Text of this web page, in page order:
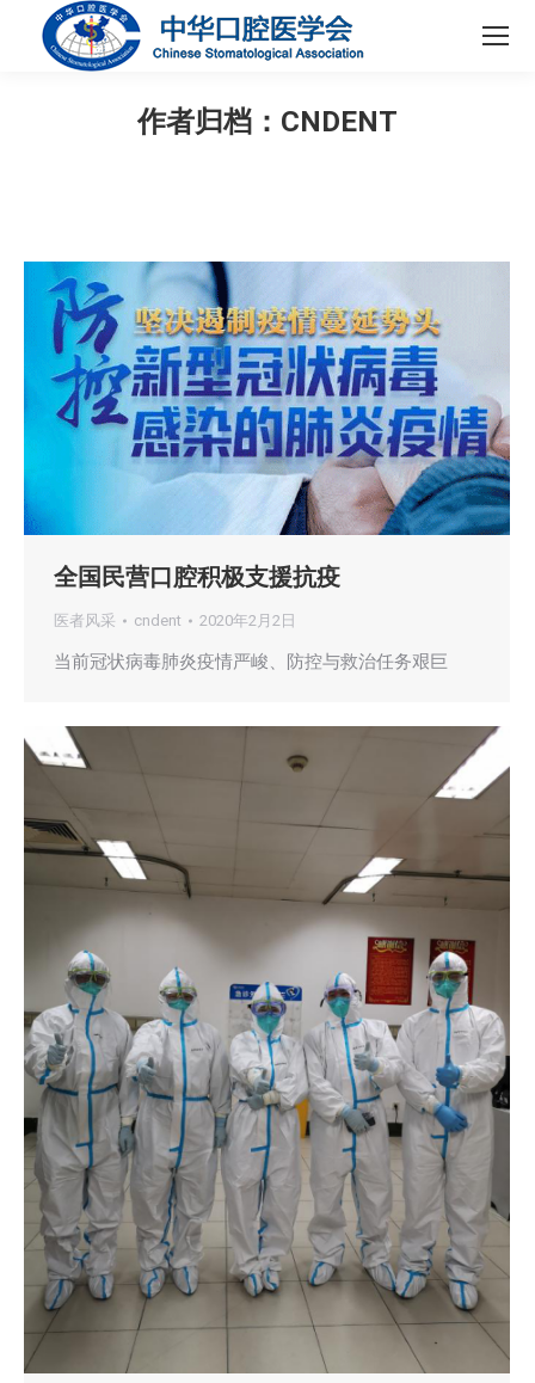
作者归档： CNDENT
全国民营口腔积极支援抗疫
医者风采 cndent 2020年2月2日
当前冠状病毒肺炎疫情严峻、防控与救治任务艰巨